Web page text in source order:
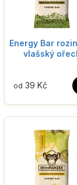
Energy Bar
vlašský
od 39 Kč